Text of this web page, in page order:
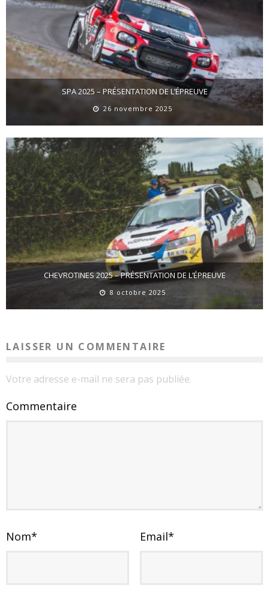
SPA 2025 – PRÉSENTATION DE L’ÉPREUVE
26 novembre 2025
CHEVROTINES 2025 – PRÉSENTATION DE L’ÉPREUVE
8 octobre 2025
LAISSER UN COMMENTAIRE
Votre adresse e-mail ne sera pas publiée.
Commentaire
Nom* Email*